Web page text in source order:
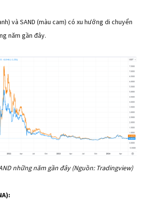
và SAND (màu cam) có xu hướng di chuyển
năm gần đây.
những năm gần đây (Nguồn: Tradingview)